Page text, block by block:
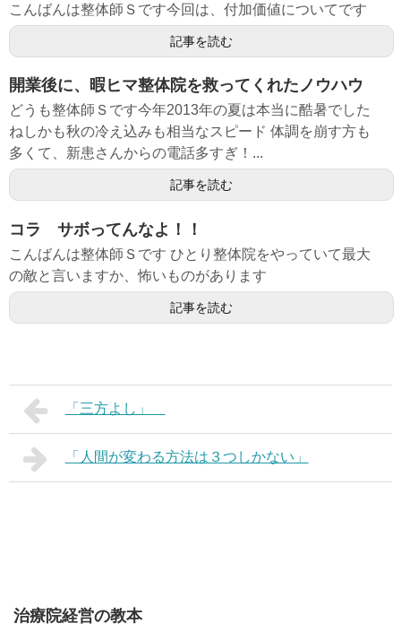
こんばんは整体師Ｓです今回は、付加価値についてです
記事を読む
開業後に、暇ヒマ整体院を救ってくれたノウハウ
どうも整体師Ｓです今年2013年の夏は本当に酷暑でした
ねしかも秋の冷え込みも相当なスピード 体調を崩す方も
多くて、新患さんからの電話多すぎ！...
記事を読む
コラ サボってんなよ！！
こんばんは整体師Ｓです ひとり整体院をやっていて最大
の敵と言いますか、怖いものがあります
記事を読む
「三方よし」
「人間が変わる方法は３つしかない」
治療院経営の教本